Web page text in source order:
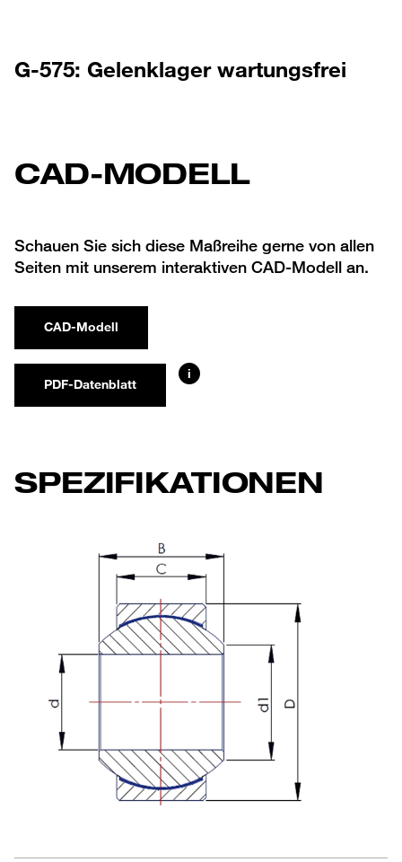
G-575: Gelenklager wartungsfrei
CAD-MODELL
Schauen Sie sich diese Maßreihe gerne von allen
Seiten mit unserem interaktiven CAD-Modell an.
CAD-Modell
PDF-Datenblatt
i
SPEZIFIKATIONEN